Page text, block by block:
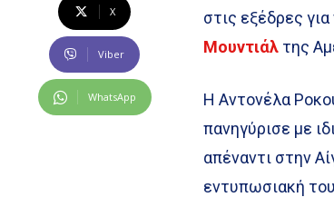
X
Viber
WhatsApp
στις εξέδρες
Μουντιάλ της
Η Αντονέλα
πανηγύρισε με
απέναντι στην
εντυπωσιακή